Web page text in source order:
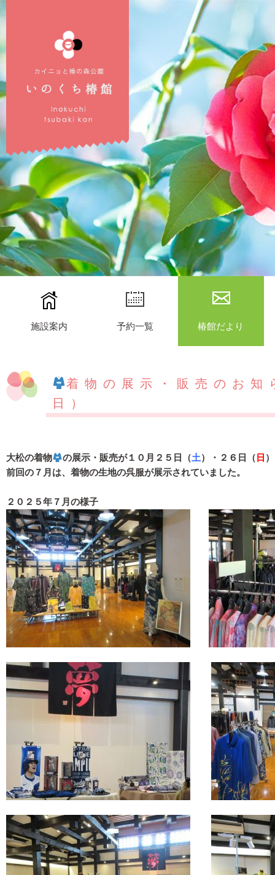
施設案内 予約一覧 椿館だより
着物の展示・販売のお
日）
大松の着物 の展示・販売が１０月２５日（土）・２６日（ 日
前回の７月は、着物の生地の呉服が展示されていました。
２０２５年７月の様子